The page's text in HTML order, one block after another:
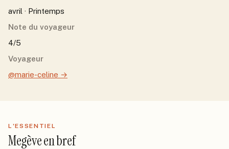
avril · Printemps
Note du voyageur
4/5
Voyageur
@marie-celine →
L'ESSENTIEL
Megèveen bref